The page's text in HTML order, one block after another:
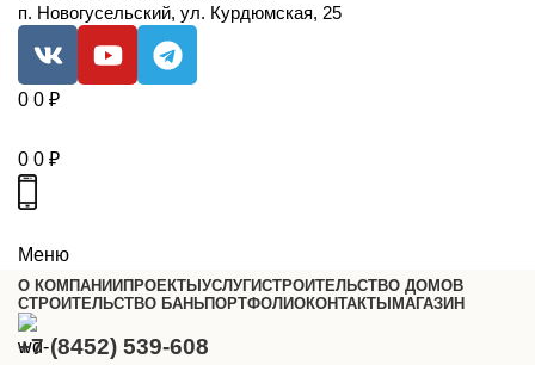
п. Новогусельский, ул. Курдюмская, 25
0 0 ₽
0 0 ₽
Меню
О КОМПАНИИ ПРОЕКТЫ УСЛУГИСТРОИТЕЛЬСТВО ДОМОВ
СТРОИТЕЛЬСТВО БАНЬПОРТФОЛИОКОНТАКТЫ МАГАЗИН
+7 (8452) 539-608